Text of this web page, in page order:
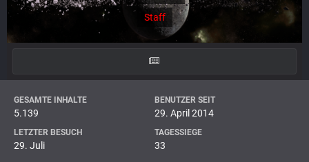
Staff
GESAMTE INHALTE
5.139
BENUTZER SEIT
29. April 2014
LETZTER BESUCH
29. Juli
TAGESSIEGE
33